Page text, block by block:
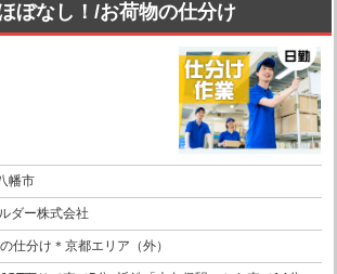
ぼなし！/お荷物の仕分け
幡市
ダー株式会社
仕分け＊京都エリア（外）